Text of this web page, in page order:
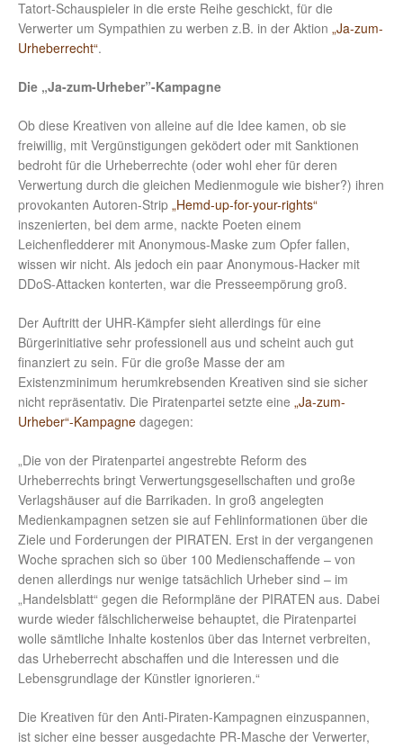
Tatort-Schauspieler in die erste Reihe geschickt, für die
Verwerter um Sympathien zu werben z.B. in der Aktion „Ja-zum-
Urheberrecht“.
Die „Ja-zum-Urheber”-Kampagne
Ob diese Kreativen von alleine auf die Idee kamen, ob sie
freiwillig, mit Vergünstigungen geködert oder mit Sanktionen
bedroht für die Urheberrechte (oder wohl eher für deren
Verwertung durch die gleichen Medienmogule wie bisher?) ihren
provokanten Autoren-Strip „Hemd-up-for-your-rights“
inszenierten, bei dem arme, nackte Poeten einem
Leichenfledderer mit Anonymous-Maske zum Opfer fallen,
wissen wir nicht. Als jedoch ein paar Anonymous-Hacker mit
DDoS-Attacken konterten, war die Presseempörung groß.
Der Auftritt der UHR-Kämpfer sieht allerdings für eine
Bürgerinitiative sehr professionell aus und scheint auch gut
finanziert zu sein. Für die große Masse der am
Existenzminimum herumkrebsenden Kreativen sind sie sicher
nicht repräsentativ. Die Piratenpartei setzte eine „Ja-zum-
Urheber“-Kampagne dagegen:
„Die von der Piratenpartei angestrebte Reform des
Urheberrechts bringt Verwertungsgesellschaften und große
Verlagshäuser auf die Barrikaden. In groß angelegten
Medienkampagnen setzen sie auf Fehlinformationen über die
Ziele und Forderungen der PIRATEN. Erst in der vergangenen
Woche sprachen sich so über 100 Medienschaffende – von
denen allerdings nur wenige tatsächlich Urheber sind – im
„Handelsblatt“ gegen die Reformpläne der PIRATEN aus. Dabei
wurde wieder fälschlicherweise behauptet, die Piratenpartei
wolle sämtliche Inhalte kostenlos über das Internet verbreiten,
das Urheberrecht abschaffen und die Interessen und die
Lebensgrundlage der Künstler ignorieren.“
Die Kreativen für den Anti-Piraten-Kampagnen einzuspannen,
ist sicher eine besser ausgedachte PR-Masche der Verwerter,